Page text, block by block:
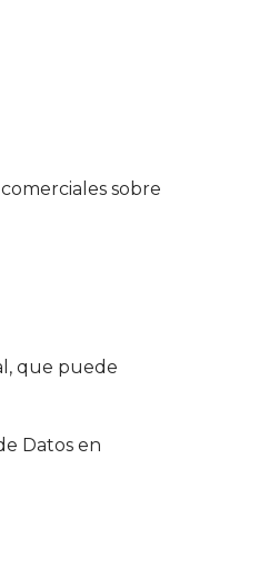
sobre
que puede
Datos en